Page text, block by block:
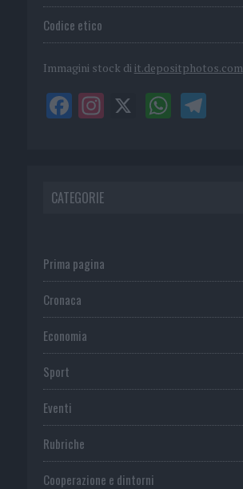
Codice etico
Immagini stock di it.depositphotos.com
CATEGORIE
Prima pagina
Cronaca
Economia
Sport
Eventi
Rubriche
Cooperazione e dintorni